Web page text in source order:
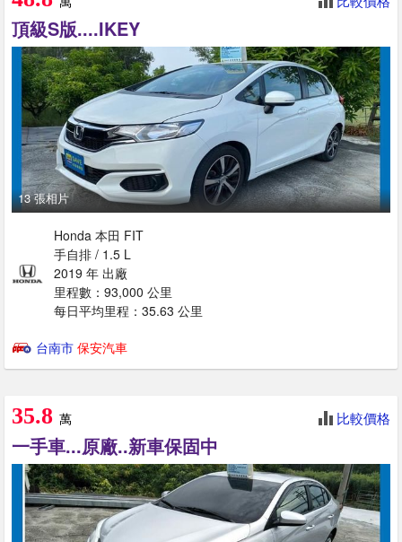
頂級S版....IKEY
13 張相片
Honda 本田 FIT
手自排 / 1.5 L
2019 年 出廠
里程數：93,000 公里
每日平均里程：35.63 公里
台南市 保安汽車
35.8 萬 比較價格
一手車...原廠..新車保固中